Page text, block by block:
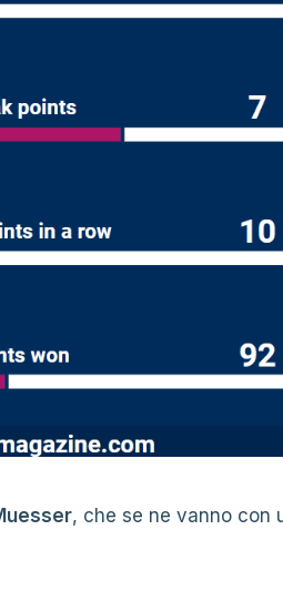
, che se ne vanno con